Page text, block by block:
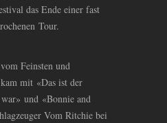
das Ende einer fast
Tour.
Feinsten und
mit «Das ist der
und «Bonnie and
Vom Ritchie bei